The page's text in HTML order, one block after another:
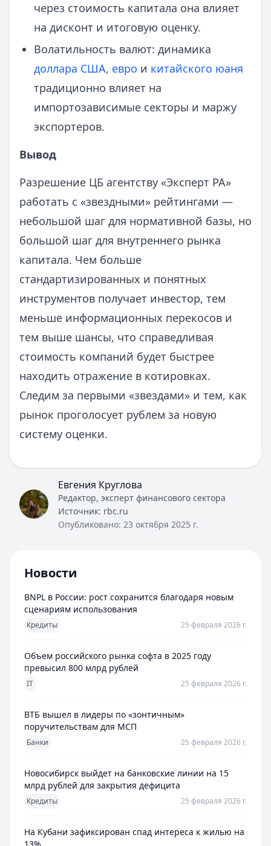
через стоимость капитала она влияет
на дисконт и итоговую оценку.
Волатильность валют: динамика
доллара США, евро и китайского юаня
традиционно влияет на
импортозависимые секторы и маржу
экспортеров.
Вывод
Разрешение ЦБ агентству «Эксперт РА»
работать с «звездными» рейтингами —
небольшой шаг для нормативной базы, но
большой шаг для внутреннего рынка
капитала. Чем больше
стандартизированных и понятных
инструментов получает инвестор, тем
меньше информационных перекосов и
тем выше шансы, что справедливая
стоимость компаний будет быстрее
находить отражение в котировках.
Следим за первыми «звездами» и тем, как
рынок проголосует рублем за новую
систему оценки.
Евгения Круглова
Редактор, эксперт финансового сектора
Источник: rbc.ru
Опубликовано: 23 октября 2025 г.
Новости
BNPL в России: рост сохранится благодаря новым
сценариям использования
Кредиты 25 февраля 2026 г.
Объем российского рынка софта в 2025 году
превысил 800 млрд рублей
IT 25 февраля 2026 г.
ВТБ вышел в лидеры по «зонтичным»
поручительствам для МСП
Банки 25 февраля 2026 г.
Новосибирск выйдет на банковские линии на 15
млрд рублей для закрытия дефицита
Кредиты 25 февраля 2026 г.
На Кубани зафиксирован спад интереса к жилью на